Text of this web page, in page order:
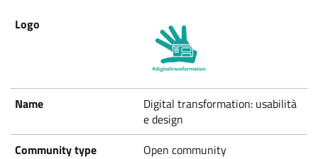
Digital transformation: usabilità
e design
Open community